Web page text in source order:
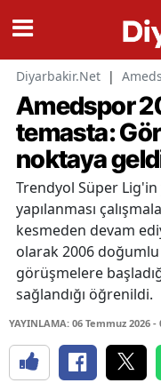
Diyarbakir.Net |
Amedspor
temasta:
noktaya
Trendyol Süper
yapılanması
kesmeden devam
olarak 2006
görüşmelere
sağlandığı öğrenildi.
YAYINLAMA: 06 Temmuz 2026 -